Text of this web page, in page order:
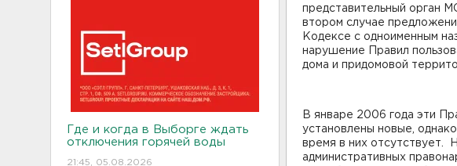
Где и когда в Выборге ждать
отключения горячей воды
21:45, 05.08.2026
представительный орган
втором случае
Кодексе с одноименным
нарушение Правил
дома и придомовой
В январе 2006 года эти
установлены новые,
время в них отсутствует.
административных